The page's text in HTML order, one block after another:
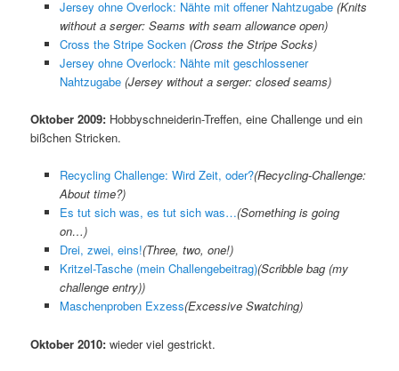
Jersey ohne Overlock: Nähte mit offener Nahtzugabe (Knits
without a serger: Seams with seam allowance open)
Cross the Stripe Socken (Cross the Stripe Socks)
Jersey ohne Overlock: Nähte mit geschlossener
Nahtzugabe (Jersey without a serger: closed seams)
Oktober 2009: Hobbyschneiderin-Treffen, eine Challenge und ein
bißchen Stricken.
Recycling Challenge: Wird Zeit, oder?(Recycling-Challenge:
About time?)
Es tut sich was, es tut sich was…(Something is going
on…)
Drei, zwei, eins!(Three, two, one!)
Kritzel-Tasche (mein Challengebeitrag)(Scribble bag (my
challenge entry))
Maschenproben Exzess(Excessive Swatching)
Oktober 2010: wieder viel gestrickt.